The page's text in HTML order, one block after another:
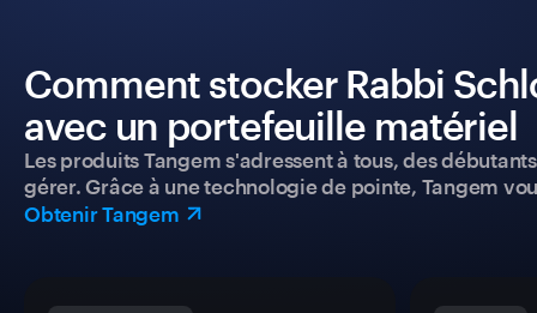
Comment stocker Rabbi
avec un portefeuille matériel
Les produits Tangem s'adressent à tous, des
gérer. Grâce à une technologie de pointe, Tangem
Obtenir Tangem